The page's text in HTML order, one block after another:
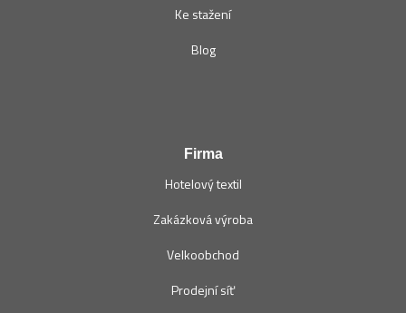
Ke stažení
Blog
Firma
Hotelový textil
Zakázková výroba
Velkoobchod
Prodejní síť